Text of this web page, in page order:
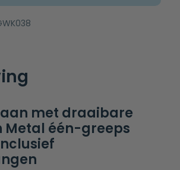
met draaibare
Metal één-greeps